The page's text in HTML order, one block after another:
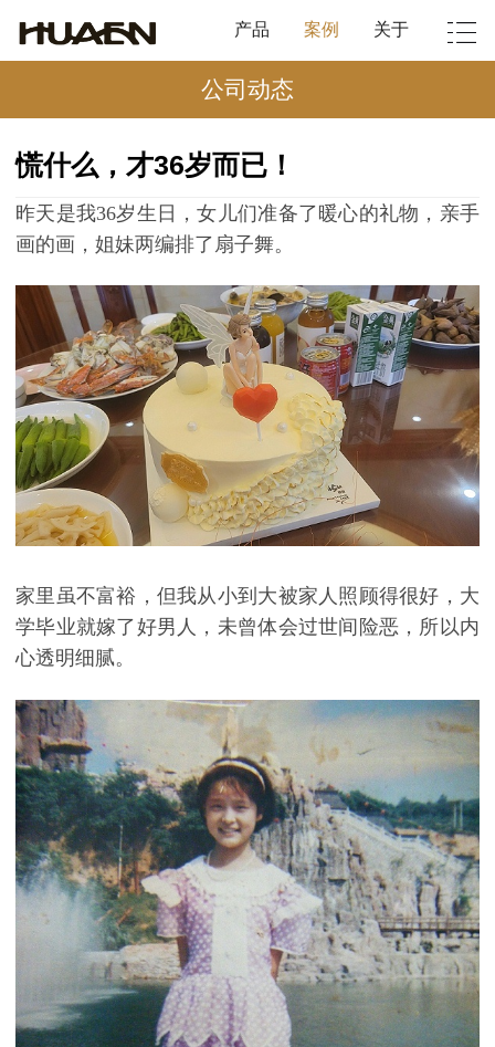
产品 案例 关于
公司动态
慌什么，才36岁而已！
昨天是我36岁生日，女儿们准备了暖心的礼物，亲手
画的画，姐妹两编排了扇子舞。
家里虽不富裕，但我从小到大被家人照顾得很好，大
学毕业就嫁了好男人，未曾体会过世间险恶，所以内
心透明细腻。